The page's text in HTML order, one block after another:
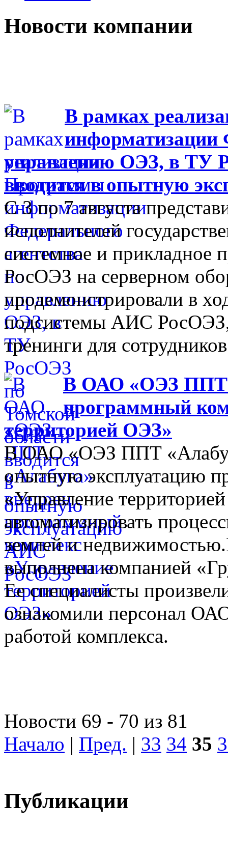
Новости компании
В рамках
информатизации
управлению ОЭЗ, в ТУ
вводится в опытную
С 3 по 7 августа
исполнителей
системное и прикладное
РосОЭЗ на серверном
продемонстрировали в
подсистемы АИС
тренинги для
В ОАО «ОЭЗ ППТ
программный
территорией ОЭЗ»
В ОАО «ОЭЗ ППТ
опытную эксплуатацию
«Управление
автоматизировать
землей и
выполнена компанией
Ее специалисты
ознакомили персонал
работой комплекса.
Новости 69 - 70 из 81
Начало | Пред. | 33 34 35
Публикации